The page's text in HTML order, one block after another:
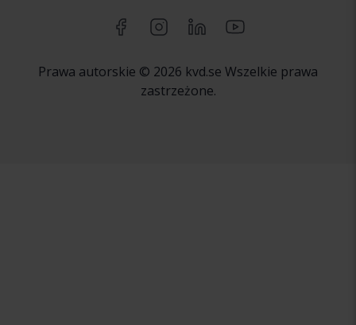
Prawa autorskie © 2026 kvd.se Wszelkie prawa
zastrzeżone.